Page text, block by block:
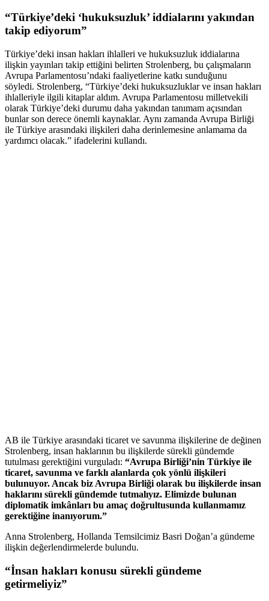
“Türkiye’deki ‘hukuksuzluk’ iddialarını yakından
takip ediyorum”
Türkiye’deki insan hakları ihlalleri ve hukuksuzluk iddialarına
ilişkin yayınları takip ettiğini belirten Strolenberg, bu çalışmaların
Avrupa Parlamentosu’ndaki faaliyetlerine katkı sunduğunu
söyledi. Strolenberg, “Türkiye’deki hukuksuzluklar ve insan hakları
ihlalleriyle ilgili kitaplar aldım. Avrupa Parlamentosu milletvekili
olarak Türkiye’deki durumu daha yakından tanımam açısından
bunlar son derece önemli kaynaklar. Aynı zamanda Avrupa Birliği
ile Türkiye arasındaki ilişkileri daha derinlemesine anlamama da
yardımcı olacak.” ifadelerini kullandı.
AB ile Türkiye arasındaki ticaret ve savunma ilişkilerine de değinen
Strolenberg, insan haklarının bu ilişkilerde sürekli gündemde
tutulması gerektiğini vurguladı: “Avrupa Birliği’nin Türkiye ile
ticaret, savunma ve farklı alanlarda çok yönlü ilişkileri
bulunuyor. Ancak biz Avrupa Birliği olarak bu ilişkilerde insan
haklarını sürekli gündemde tutmalıyız. Elimizde bulunan
diplomatik imkânları bu amaç doğrultusunda kullanmamız
gerektiğine inanıyorum.”
Anna Strolenberg, Hollanda Temsilcimiz Basri Doğan’a gündeme
ilişkin değerlendirmelerde bulundu.
“İnsan hakları konusu sürekli gündeme
getirmeliyiz”